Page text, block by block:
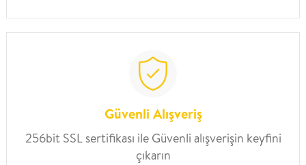
Güvenli Alışveriş
256bit SSL sertifikası ile Güvenli alışverişin keyfini
çıkarın